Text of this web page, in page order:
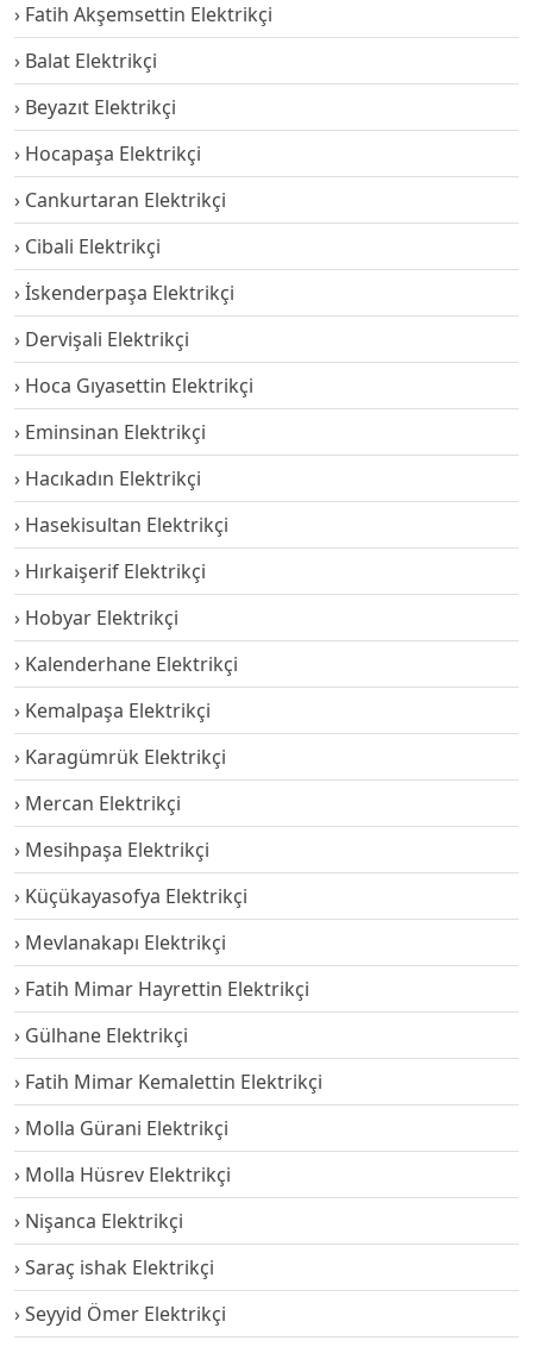
Fatih Akşemsettin Elektrikçi
Balat Elektrikçi
Beyazıt Elektrikçi
Hocapaşa Elektrikçi
Cankurtaran Elektrikçi
Cibali Elektrikçi
İskenderpaşa Elektrikçi
Dervişali Elektrikçi
Hoca Gıyasettin Elektrikçi
Eminsinan Elektrikçi
Hacıkadın Elektrikçi
Hasekisultan Elektrikçi
Hırkaişerif Elektrikçi
Hobyar Elektrikçi
Kalenderhane Elektrikçi
Kemalpaşa Elektrikçi
Karagümrük Elektrikçi
Mercan Elektrikçi
Mesihpaşa Elektrikçi
Küçükayasofya Elektrikçi
Mevlanakapı Elektrikçi
Fatih Mimar Hayrettin Elektrikçi
Gülhane Elektrikçi
Fatih Mimar Kemalettin Elektrikçi
Molla Gürani Elektrikçi
Molla Hüsrev Elektrikçi
Nişanca Elektrikçi
Saraç ishak Elektrikçi
Seyyid Ömer Elektrikçi